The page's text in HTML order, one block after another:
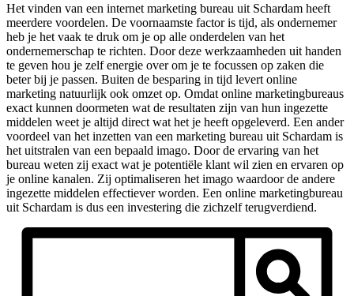
Het vinden van een internet marketing bureau uit Schardam heeft
meerdere voordelen. De voornaamste factor is tijd, als ondernemer
heb je het vaak te druk om je op alle onderdelen van het
ondernemerschap te richten. Door deze werkzaamheden uit handen
te geven hou je zelf energie over om je te focussen op zaken die
beter bij je passen. Buiten de besparing in tijd levert online
marketing natuurlijk ook omzet op. Omdat online marketingbureaus
exact kunnen doormeten wat de resultaten zijn van hun ingezette
middelen weet je altijd direct wat het je heeft opgeleverd. Een ander
voordeel van het inzetten van een marketing bureau uit Schardam is
het uitstralen van een bepaald imago. Door de ervaring van het
bureau weten zij exact wat je potentiële klant wil zien en ervaren op
je online kanalen. Zij optimaliseren het imago waardoor de andere
ingezette middelen effectiever worden. Een online marketingbureau
uit Schardam is dus een investering die zichzelf terugverdiend.